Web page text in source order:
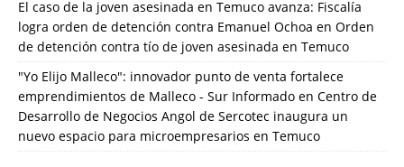
El caso de la joven asesinada en Temuco avanza: Fiscalía
logra orden de detención contra Emanuel Ochoa en Orden
de detención contra tío de joven asesinada en Temuco
"Yo Elijo Malleco": innovador punto de venta fortalece
emprendimientos de Malleco - Sur Informado en Centro de
Desarrollo de Negocios Angol de Sercotec inaugura un
nuevo espacio para microempresarios en Temuco